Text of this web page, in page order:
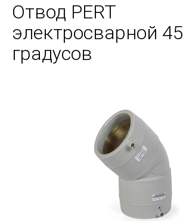
Отвод PERT
электросварной 45
градусов